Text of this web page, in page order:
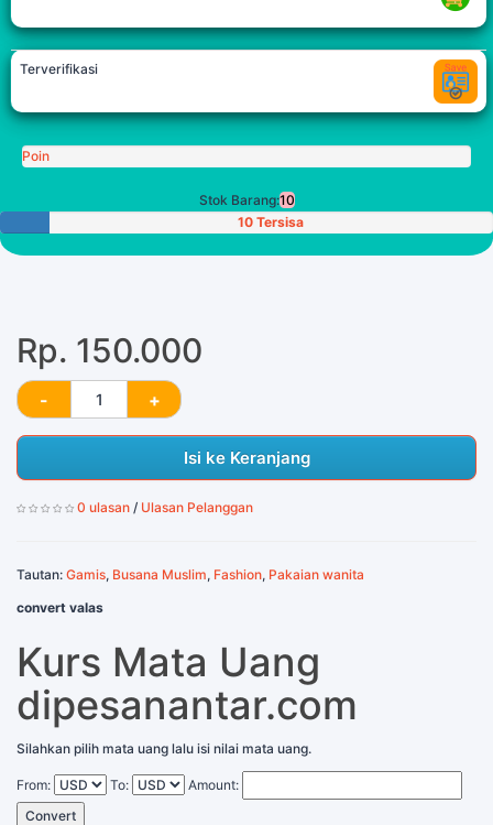
Terverifikasi
Poin
Stok Barang:10
10 Tersisa
Rp. 150.000
Isi ke Keranjang
0 ulasan / Ulasan Pelanggan
Tautan: Gamis, Busana Muslim, Fashion, Pakaian wanita
convert valas
Kurs Mata Uang
dipesanantar.com
Silahkan pilih mata uang lalu isi nilai mata uang.
From: To:
Amount:
Convert